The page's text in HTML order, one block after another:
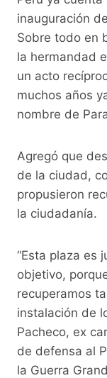
inauguración
Sobre todo en
la hermandad
un acto
muchos años
nombre de
Agregó que
de la ciudad,
propusieron
la ciudadanía.
“Esta plaza es
objetivo,
recuperamos
instalación de
Pacheco, ex
de defensa al
la Guerra